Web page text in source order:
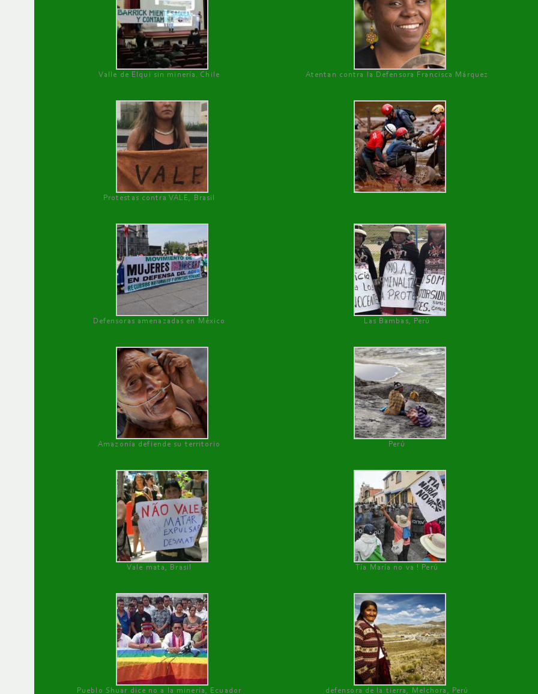
Valle de Elqui sin minería. Chile Atentan contra la Defensora Francisca Márquez
Protestas contra VALE, Brasil
Defensoras amenazadas en México Las Bambas, Perú
Amazonía defiende su territorio Perú
Vale mata, Brasil Tía María no va ! Perú
Pueblo Shuar dice no a la minería, Ecuador defensora de la tierra, Melchora, Perú